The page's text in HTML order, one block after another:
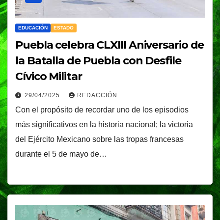
EDUCACIÓN ESTADO
Puebla celebra CLXIII Aniversario de
la Batalla de Puebla con Desfile
Cívico Militar
29/04/2025 REDACCIÓN
Con el propósito de recordar uno de los episodios
más significativos en la historia nacional; la victoria
del Ejército Mexicano sobre las tropas francesas
durante el 5 de mayo de…